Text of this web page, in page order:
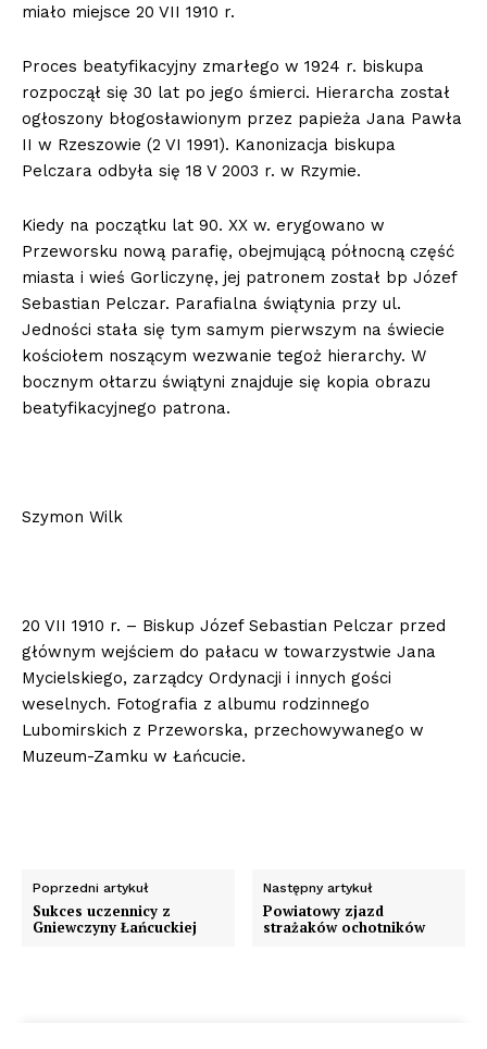
miało miejsce 20 VII 1910 r.
Proces beatyfikacyjny zmarłego w 1924 r. biskupa
rozpoczął się 30 lat po jego śmierci. Hierarcha został
ogłoszony błogosławionym przez papieża Jana Pawła
II w Rzeszowie (2 VI 1991). Kanonizacja biskupa
Pelczara odbyła się 18 V 2003 r. w Rzymie.
Kiedy na początku lat 90. XX w. erygowano w
Przeworsku nową parafię, obejmującą północną część
miasta i wieś Gorliczynę, jej patronem został bp Józef
Sebastian Pelczar. Parafialna świątynia przy ul.
Jedności stała się tym samym pierwszym na świecie
kościołem noszącym wezwanie tegoż hierarchy. W
bocznym ołtarzu świątyni znajduje się kopia obrazu
beatyfikacyjnego patrona.
Szymon Wilk
20 VII 1910 r. – Biskup Józef Sebastian Pelczar przed
głównym wejściem do pałacu w towarzystwie Jana
Mycielskiego, zarządcy Ordynacji i innych gości
weselnych. Fotografia z albumu rodzinnego
Lubomirskich z Przeworska, przechowywanego w
Muzeum-Zamku w Łańcucie.
Poprzedni artykuł
Sukces uczennicy z
Gniewczyny Łańcuckiej
Następny artykuł
Powiatowy zjazd
strażaków ochotników